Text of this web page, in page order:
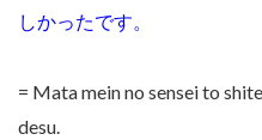
しかったです。
= Mata mein no sensei to
desu.